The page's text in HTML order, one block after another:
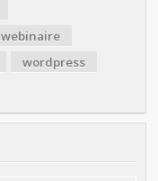
webinaire
wordpress